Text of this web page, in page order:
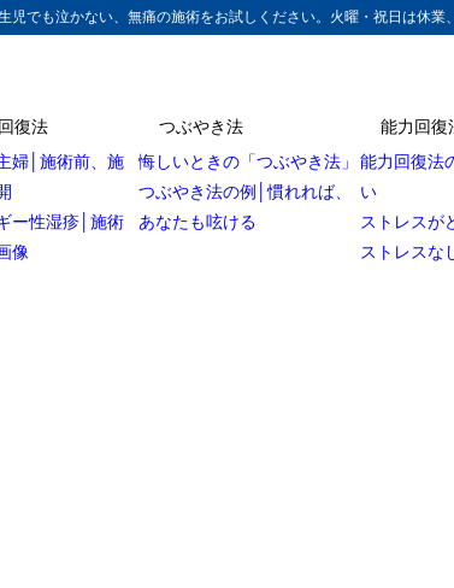
でも泣かない、無痛の施術をお試しください。火曜・祝日は休業
復法
婦│施術前、施
ー性湿疹│施術
像
つぶやき法
悔しいときの「つぶやき法」
つぶやき法の例│慣れれば、
あなたも呟ける
能力回復
能力回復法
い
ストレスが
ストレスな